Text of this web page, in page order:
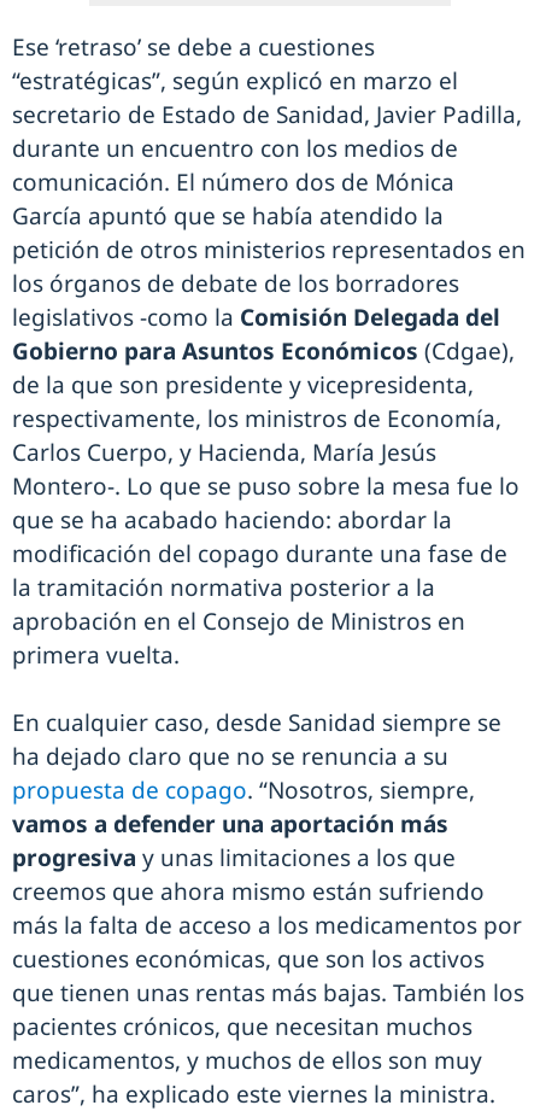
Ese ‘retraso’ se debe a cuestiones
“estratégicas”, según explicó en marzo el
secretario de Estado de Sanidad, Javier Padilla,
durante un encuentro con los medios de
comunicación. El número dos de Mónica
García apuntó que se había atendido la
petición de otros ministerios representados en
los órganos de debate de los borradores
legislativos -como la Comisión Delegada del
Gobierno para Asuntos Económicos (Cdgae),
de la que son presidente y vicepresidenta,
respectivamente, los ministros de Economía,
Carlos Cuerpo, y Hacienda, María Jesús
Montero-. Lo que se puso sobre la mesa fue lo
que se ha acabado haciendo: abordar la
modificación del copago durante una fase de
la tramitación normativa posterior a la
aprobación en el Consejo de Ministros en
primera vuelta.
En cualquier caso, desde Sanidad siempre se
ha dejado claro que no se renuncia a su
propuesta de copago. “Nosotros, siempre,
vamos a defender una aportación más
progresiva y unas limitaciones a los que
creemos que ahora mismo están sufriendo
más la falta de acceso a los medicamentos por
cuestiones económicas, que son los activos
que tienen unas rentas más bajas. También los
pacientes crónicos, que necesitan muchos
medicamentos, y muchos de ellos son muy
caros”, ha explicado este viernes la ministra.